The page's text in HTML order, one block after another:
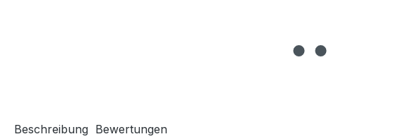
Beschreibung Bewertungen